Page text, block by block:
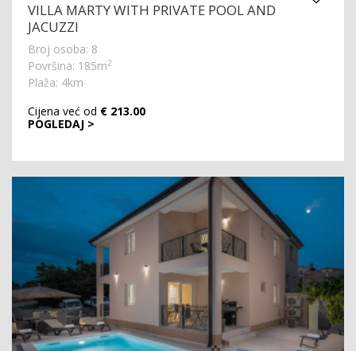
VILLA MARTY WITH PRIVATE POOL AND
JACUZZI
Broj osoba: 8
Površina: 185m2
Plaža: 4km
POGLEDAJ >
Cijena već od € 213.00